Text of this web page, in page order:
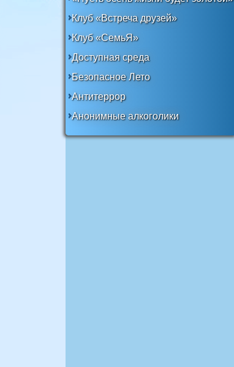
Клуб «Встреча друзей»
Клуб «СемьЯ»
Доступная среда
Безопасное Лето
Антитеррор
Анонимные алкоголики